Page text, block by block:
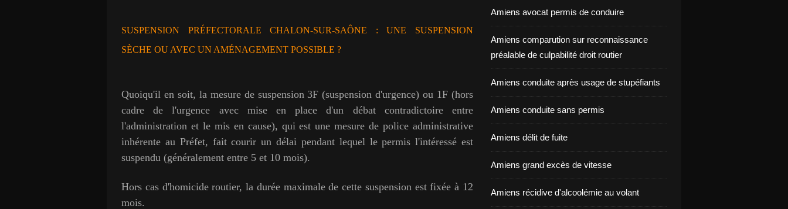
SUSPENSION PRÉFECTORALE CHALON-SUR-SAÔNE : UNE SUSPENSION
SÈCHE OU AVEC UN AMÉNAGEMENT POSSIBLE ?
Quoiqu'il en soit, la mesure de suspension 3F (suspension d'urgence) ou 1F (hors
cadre de l'urgence avec mise en place d'un débat contradictoire entre
l'administration et le mis en cause), qui est une mesure de police administrative
inhérente au Préfet, fait courir un délai pendant lequel le permis l'intéressé est
suspendu (généralement entre 5 et 10 mois).
Hors cas d'homicide routier, la durée maximale de cette suspension est fixée à 12
mois.
Amiens avocat permis de conduire
Amiens comparution sur reconnaissance
préalable de culpabilité droit routier
Amiens conduite après usage de stupéfiants
Amiens conduite sans permis
Amiens délit de fuite
Amiens grand excès de vitesse
Amiens récidive d'alcoolémie au volant